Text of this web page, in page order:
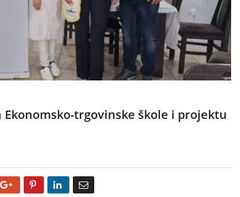
trgovinske škole i projektu
Google+ Pinterest LinkedIn